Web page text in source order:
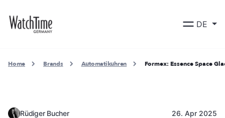
DE
Home Brands Automatikuhren Formex: Essence Space
Rüdiger Bucher 26. Apr 2025